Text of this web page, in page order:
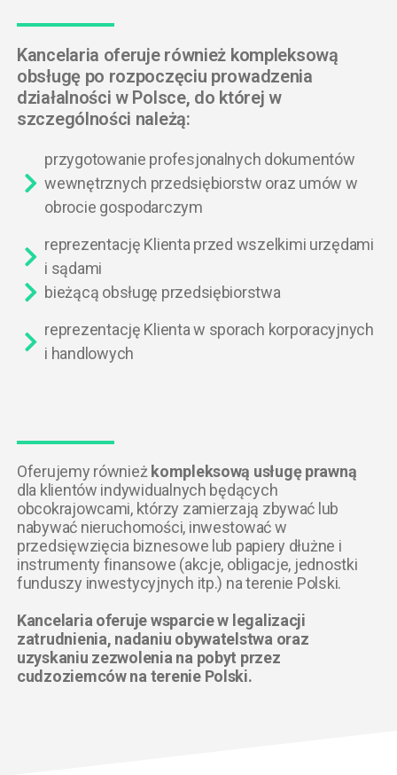
Kancelaria oferuje również kompleksową
obsługę po rozpoczęciu prowadzenia
działalności w Polsce, do której w
szczególności należą:
przygotowanie profesjonalnych dokumentów
wewnętrznych przedsiębiorstw oraz umów w
obrocie gospodarczym
reprezentację Klienta przed wszelkimi urzędami
i sądami
bieżącą obsługę przedsiębiorstwa
reprezentację Klienta w sporach korporacyjnych
i handlowych
Oferujemy również kompleksową usługę prawną
dla klientów indywidualnych będących
obcokrajowcami, którzy zamierzają zbywać lub
nabywać nieruchomości, inwestować w
przedsięwzięcia biznesowe lub papiery dłużne i
instrumenty finansowe (akcje, obligacje, jednostki
funduszy inwestycyjnych itp.) na terenie Polski.
Kancelaria oferuje wsparcie w legalizacji
zatrudnienia, nadaniu obywatelstwa oraz
uzyskaniu zezwolenia na pobyt przez
cudzoziemców na terenie Polski.